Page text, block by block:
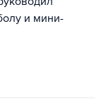
и мини-